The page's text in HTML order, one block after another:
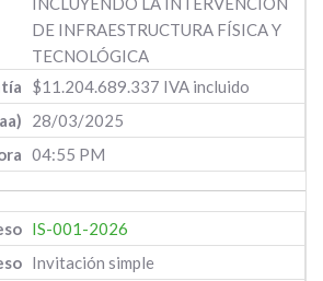
DE INFRAESTRUCTURA FÍSICA Y
TECNOLÓGICA
$11.204.689.337 IVA incluido
28/03/2025
04:55 PM
IS-001-2026
Invitación simple